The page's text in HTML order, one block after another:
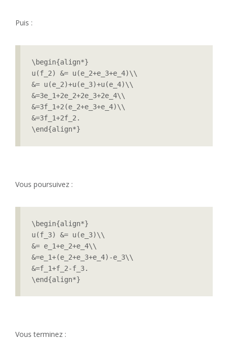
Puis :
\begin{align*}
u(f_2) &= u(e_2+e_3+e_4)\\
&= u(e_2)+u(e_3)+u(e_4)\\
&=3e_1+2e_2+2e_3+2e_4\\
&=3f_1+2(e_2+e_3+e_4)\\
&=3f_1+2f_2.
\end{align*}
Vous poursuivez :
\begin{align*}
u(f_3) &= u(e_3)\\
&= e_1+e_2+e_4\\
&=e_1+(e_2+e_3+e_4)-e_3\\
&=f_1+f_2-f_3.
\end{align*}
Vous terminez :